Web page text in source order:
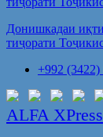
Донишкадаи
тиҷорати
+992 (3422)
ALFA XPress